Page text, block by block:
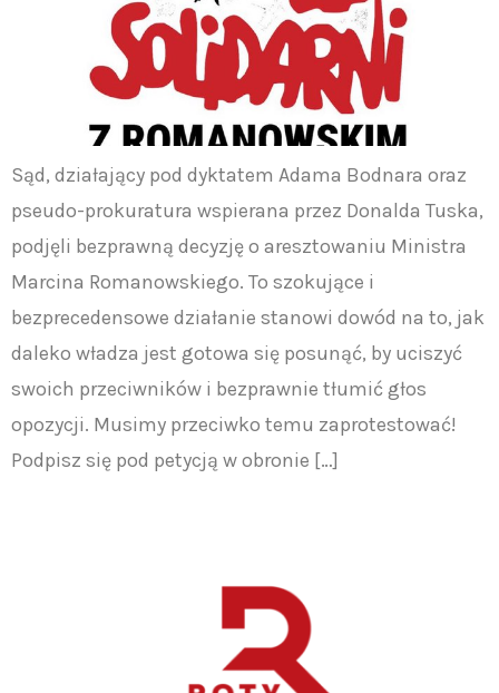
Sąd, działający pod dyktatem Adama Bodnara oraz
pseudo-prokuratura wspierana przez Donalda Tuska,
podjęli bezprawną decyzję o aresztowaniu Ministra
Marcina Romanowskiego. To szokujące i
bezprecedensowe działanie stanowi dowód na to, jak
daleko władza jest gotowa się posunąć, by uciszyć
swoich przeciwników i bezprawnie tłumić głos
opozycji. Musimy przeciwko temu zaprotestować!
Podpisz się pod petycją w obronie […]